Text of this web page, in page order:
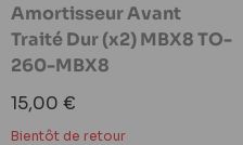
Amortisseur Avant
Traité Dur (x2) MBX8 TO-
260-MBX8
Prix
réduit
15,00 €
Bientôt de retour